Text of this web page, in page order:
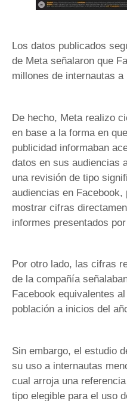
Los datos publicados
de Meta señalaron que
millones de internautas
De hecho, Meta realizo
en base a la forma en
publicidad informaban
datos en sus audiencias
una revisión de tipo
audiencias en
mostrar cifras
informes presentados
Por otro lado, las cifras
de la compañía
Facebook equivalentes
población a inicios del
Sin embargo, el estudio
su uso a internautas
cual arroja una
tipo elegible para el uso